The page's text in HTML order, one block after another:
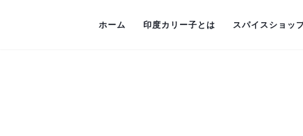
ホーム 印度カリー子とは スパイスショッ